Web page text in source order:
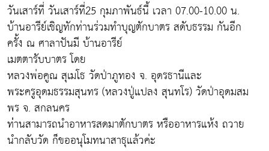
วันเสาร์ที่ วันเสาร์ที่25 กุมภาพันธ์นี้ เวลา 07.00-10.00 น.
บ้านอารีย์เชิญทักท่านร่วมทำบุญตักบาตร สดับธรรม กันอีก
ครั้ง ณ ศาลาปันมี บ้านอารีย์
เมตตารับบาตร โดย
หลวงพ่อคูณ สุเมโธ วัดป่าภูทอง จ. อุดรธานีและ
พระครูอุดมธรรมสุนทร (หลวงปู่แปลง สุนทโร) วัดป่าอุดมสม
พร จ. สกลนคร
ท่่านสามารถนำอาหารสดมาตักบาตร หรืออาหารแห้ง ถวาย
นำกลับวัด ก็ขออนุโมทนาสาธุแล้วค่ะ